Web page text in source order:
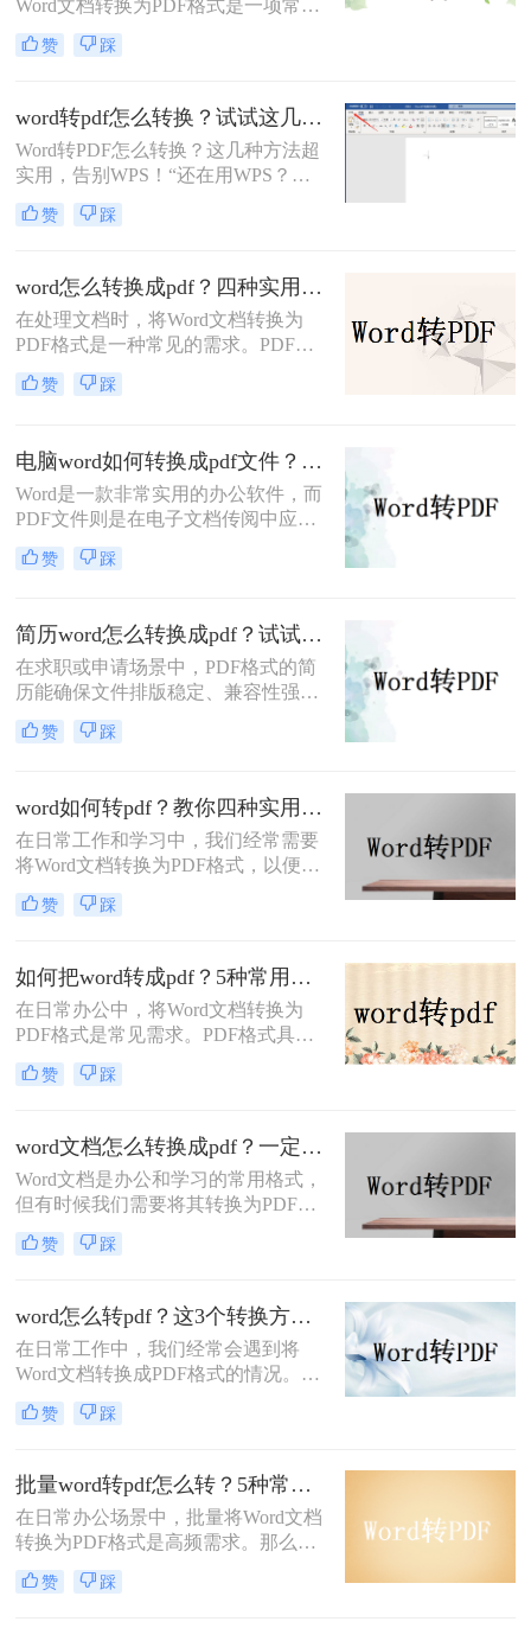
Word文档转换为PDF格式是一项常见
的需求。PDF格式因其跨平台兼容
性、格式稳定性和安全性而备受青
文将介绍两种将DOC转换为PDF的方
法。
赞 踩
word转pdf怎么转换？试试这几种方法超实用！
Word转PDF怎么转换？这几种方法超
实用，告别WPS！“还在用WPS？这
些Word转PDF方法让你效率翻倍，安
全又精准！”作为一名从事电脑办公
场朋友问到一个问题：Word转PDF怎
么转换才能既高效又可靠？尤其是在
处理重要报告、合同或技术文档时，
大家总担心格式错乱、操作繁琐或数
据泄露。今天，小编就结合多年经
验，分享几种常用方法（排除
赞 踩
word怎么转换成pdf？四种实用方法对比与实操指南（附详细表格）！
在处理文档时，将Word文档转换为
PDF格式是一种常见的需求。PDF格
式具有跨平台、保持原始格式等优
点，使得在不同设备和操作系统上查
种将Word文档转换为PDF的方法，以
满足不同用户的需求。
赞 踩
电脑word如何转换成pdf文件？教你4个方法轻松完成转换任务！
Word是一款非常实用的办公软件，而
PDF文件则是在电子文档传阅中应用
广泛的格式，因此很多人常常需要将
Word文件转换成PDF文件。那么电脑
法，帮助你快速将电脑上的Word文件
转换成PDF格式。
赞 踩
简历word怎么转换成pdf？试试这5种常用转换方法！
在求职或申请场景中，PDF格式的简
历能确保文件排版稳定、兼容性强，
避免因不同设备或软件打开导致格式
错乱。那么简历word怎么转换成pdf
高效完成转换并提升简历的专业性。
赞 踩
word如何转pdf？教你四种实用的转PDF方法！
在日常工作和学习中，我们经常需要
将Word文档转换为PDF格式，以便更
好地保存、分享和打印文件。PDF格
式具有跨平台兼容性好、不易被篡改
Word如何转PDF呢？本文将介绍四种
实用的Word转PDF的方法，帮助读者
轻松实现文档格式的转换。
赞 踩
如何把word转成pdf？5种常用的转换方法详解！
在日常办公中，将Word文档转换为
PDF格式是常见需求。PDF格式具有
跨平台兼容性强、格式固定、不易被
篡改等优势，尤其适合用于正式文件
呢？本文将介绍5种常用的转换方
法，涵盖从免费工具到专业软件的多
种选择。
赞 踩
word文档怎么转换成pdf？一定要试试这四种方法！
Word文档是办公和学习的常用格式，
但有时候我们需要将其转换为PDF格
式，以确保文档内容的稳定性和可读
性。PDF格式可以保留文档的原始格
查看时都能保持一致性。那么word文
档怎么转换成pdf呢？下面将介绍四种
将Word文档转换成PDF的方法，帮助
您轻松完成转换。
赞 踩
word怎么转pdf？这3个转换方法赶紧收藏起来
在日常工作中，我们经常会遇到将
Word文档转换成PDF格式的情况。
PDF格式不仅可以保留文档的格式和
布局，还可以保证文档在不同设备上
word怎么转PDF，以及一些常见的
Word转PDF问题。
赞 踩
批量word转pdf怎么转？5种常用方法详解！
在日常办公场景中，批量将Word文档
转换为PDF格式是高频需求。那么批
量word转pdf怎么转呢？本文从四种主
流转换方案，适合不同场景和用户需
赞 踩